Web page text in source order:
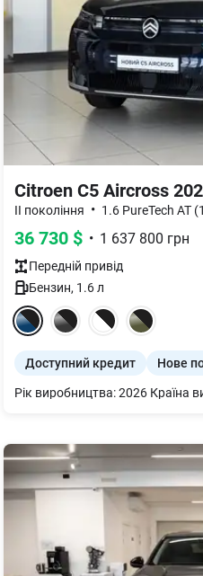
Citroen C5 Aircross
II покоління • 1.6 PureTech AT
36 730 $ • 1 637 800 грн
Передній привід
Бензин, 1.6л
Доступний кредит Нове